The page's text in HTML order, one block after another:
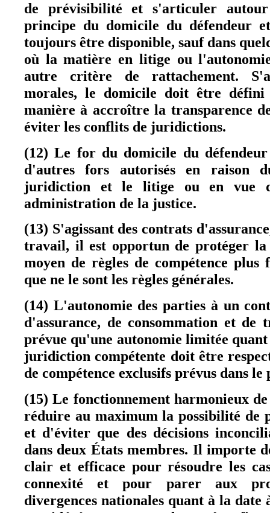
de prévisibilité et s'articuler
principe du domicile du défendeur
toujours être disponible, sauf dans
où la matière en litige ou
autre critère de rattachement.
morales, le domicile doit être défini
manière à accroître la transparence
éviter les conflits de juridictions.
(12) Le for du domicile du
d'autres fors autorisés en raison
juridiction et le litige ou en vue
administration de la justice.
(13) S'agissant des contrats
travail, il est opportun de protéger
moyen de règles de compétence plus
que ne le sont les règles générales.
(14) L'autonomie des parties à un
d'assurance, de consommation et
prévue qu'une autonomie limitée
juridiction compétente doit être
de compétence exclusifs prévus dans
(15) Le fonctionnement harmonieux
réduire au maximum la possibilité de
et d'éviter que des décisions
dans deux États membres. Il importe
clair et efficace pour résoudre les
connexité et pour parer aux
divergences nationales quant à la date